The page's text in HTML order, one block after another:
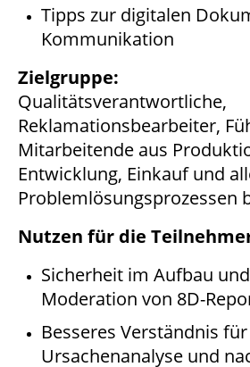
Tipps zur digitalen
Kommunikation
Zielgruppe:
Qualitätsverantwortliche,
Reklamationsbearbeiter,
Mitarbeitende aus
Entwicklung, Einkauf und
Problemlösungsprozessen
Nutzen für die
Sicherheit im Aufbau
Moderation von 8D-
Besseres Verständnis für
Ursachenanalyse und